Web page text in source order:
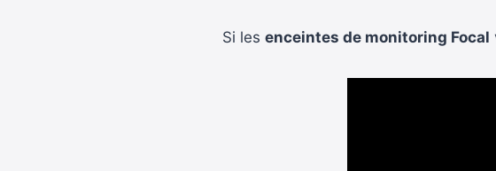
Si les enceintes de monitoring Focal